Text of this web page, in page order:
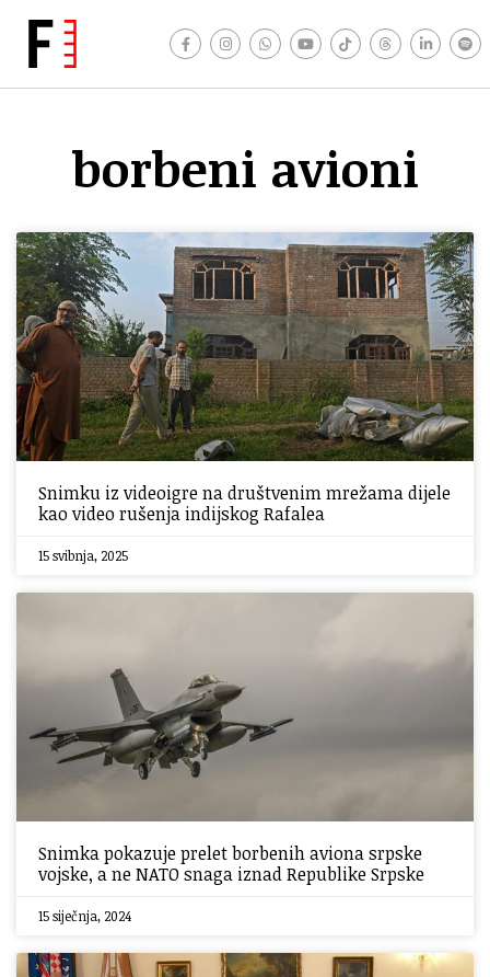
borbeni avioni
Snimku iz videoigre na društvenim mrežama dijele
kao video rušenja indijskog Rafalea
15 svibnja, 2025
Snimka pokazuje prelet borbenih aviona srpske
vojske, a ne NATO snaga iznad Republike Srpske
15 siječnja, 2024